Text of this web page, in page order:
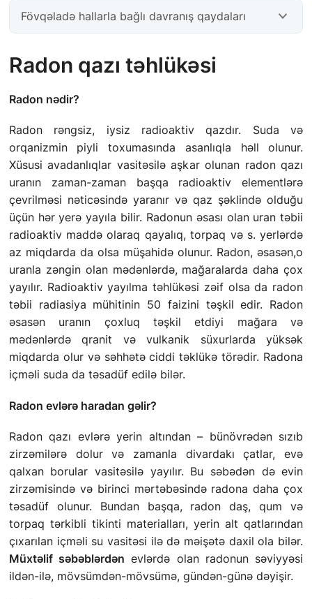
NAZIRLIK
FƏALIYYƏT
QANUNVERICILIK
ƏHALININ MAARIFLƏNDIRILMƏSI
FÖVQƏLADƏ HAL NƏDIR?
FÖVQƏLADƏ HALLARLA BAĞLI DAVRANIŞ
QAYDALARI
UŞAQ TƏHLÜKƏSIZLIYI
İLKIN YARDIM
“112” QAYNAR XƏTTI
İŞARƏT DILINDƏ TƏHLÜKƏSIZLIK QAYDALARI
STATISTIKA
E-Xidmət
Fövqəladə hallarla bağlı davranış qaydaları
Radon qazı təhlükəsi
Radon nədir?
Radon rəngsiz, iysiz radioaktiv qazdır. Suda və
orqanizmin piyli toxumasında asanlıqla həll olunur.
Xüsusi avadanlıqlar vasitəsilə aşkar olunan radon qazı
uranın zaman-zaman başqa radioaktiv elementlərə
çevrilməsi nəticəsində yaranır və qaz şəklində olduğu
üçün hər yerə yayıla bilir. Radonun əsası olan uran təbii
radioaktiv maddə olaraq qayalıq, torpaq və s. yerlərdə
az miqdarda da olsa müşahidə olunur. Radon, əsasən,o
uranla zəngin olan mədənlərdə, mağaralarda daha çox
yayılır. Radioaktiv yayılma təhlükəsi zəif olsa da radon
təbii radiasiya mühitinin 50 faizini təşkil edir. Radon
əsasən uranın çoxluq təşkil etdiyi mağara və
mədənlərdə qranit və vulkanik süxurlarda yüksək
miqdarda olur və səhhətə ciddi təklükə törədir. Radona
içməli suda da təsadüf edilə bilər.
Radon evlərə haradan gəlir?
Radon qazı evlərə yerin altından – bünövrədən sızıb
zirzəmilərə dolur və zamanla divardakı çatlar, evə
qalxan borular vasitəsilə yayılır. Bu səbədən də evin
zirzəmisində və birinci mərtəbəsində radona daha çox
təsadüf olunur. Bundan başqa, radon daş, qum və
torpaq tərkibli tikinti materialları, yerin alt qatlarından
çıxarılan içməli su vasitəsi ilə də məişətə daxil ola bilər.
Müxtəlif səbəblərdən evlərdə olan radonun səviyyəsi
ildən-ilə, mövsümdən-mövsümə, gündən-günə dəyişir.